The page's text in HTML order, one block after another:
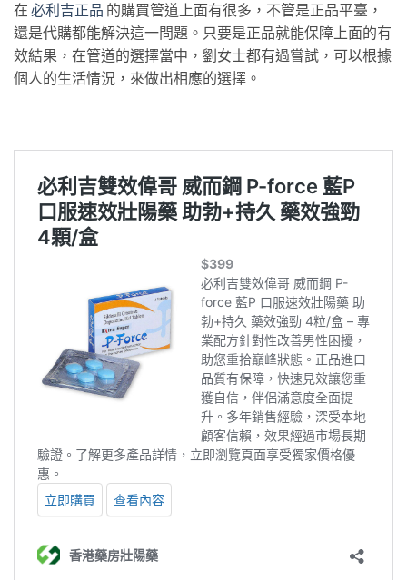
在 必利吉正品 的購買管道上面有很多，不管是正品平臺，
還是代購都能解決這一問題。只要是正品就能保障上面的有
效結果，在管道的選擇當中，劉女士都有過嘗試，可以根據
個人的生活情況，來做出相應的選擇。